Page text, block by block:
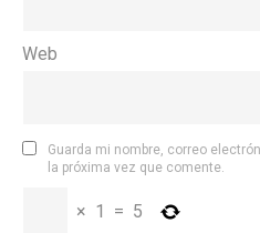
Web
Guarda mi nombre, correo
la próxima vez que comente.
× 1 = 5